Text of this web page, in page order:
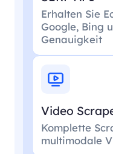
Erhalten Sie
Google, Bing
Genauigkeit
Video
Komplette
multimodale